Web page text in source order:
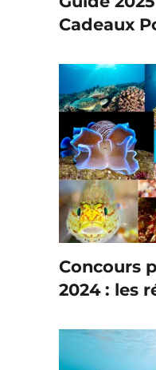
Cadeaux
Concours
2024 : les